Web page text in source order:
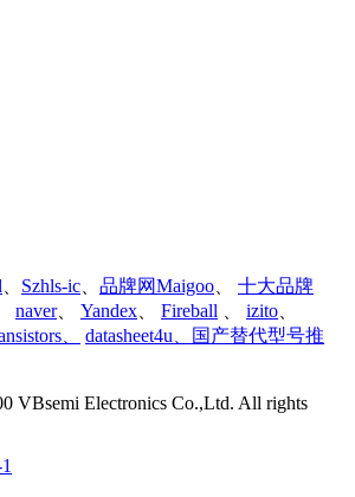
Szhls-ic 品牌网Maigoo
十大品牌
naver、 Yandex Fireball izito
datasheet4u、国产替代型号推
VBsemi Electronics Co.,Ltd. All rights